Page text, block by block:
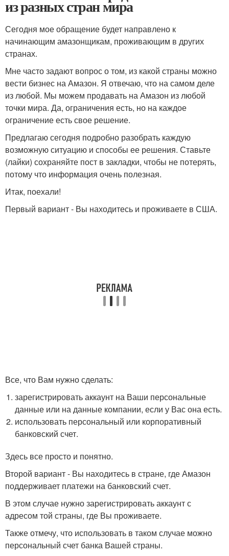
из разных стран мира
Сегодня мое обращение будет направлено к
начинающим амазонщикам, проживающим в других
странах.
Мне часто задают вопрос о том, из какой страны можно
вести бизнес на Амазон. Я отвечаю, что на самом деле
из любой. Мы можем продавать на Амазон из любой
точки мира. Да, ограничения есть, но на каждое
ограничение есть свое решение.
Предлагаю сегодня подробно разобрать каждую
возможную ситуацию и способы ее решения. Ставьте
(лайки) сохраняйте пост в закладки, чтобы не потерять,
потому что информация очень полезная.
Итак, поехали!
Первый вариант - Вы находитесь и проживаете в США.
Все, что Вам нужно сделать:
зарегистрировать аккаунт на Ваши персональные
данные или на данные компании, если у Вас она есть.
использовать персональный или корпоративный
банковский счет.
Здесь все просто и понятно.
Второй вариант - Вы находитесь в стране, где Амазон
поддерживает платежи на банковский счет.
В этом случае нужно зарегистрировать аккаунт с
адресом той страны, где Вы проживаете.
Также отмечу, что использовать в таком случае можно
персональный счет банка Вашей страны.